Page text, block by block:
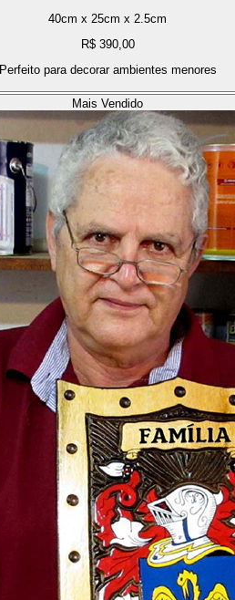
40cm x 25cm x 2.5cm
R$ 390,00
Perfeito para decorar ambientes menores
Mais Vendido